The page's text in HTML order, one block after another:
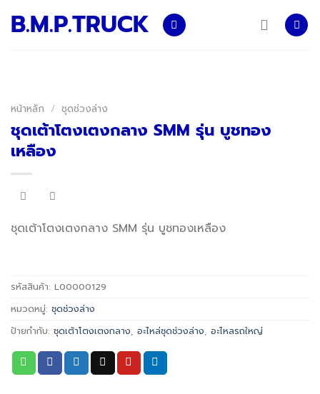
B.M.P.TRUCK
หน้าหลัก / ชุดช่วงล่าง
ชุดเต้าโตงเตงกลาง SMM รุ่น บูชทอง
เหลือง
ชุดเต้าโตงเตงกลาง SMM รุ่น บูชทองเหลือง
รหัสสินค้า: L00000129
หมวดหมู่: ชุดช่วงล่าง
ป้ายกำกับ: ชุดเต้าโตงเตงกลาง, อะไหล่ชุดช่วงล่าง, อะไหลรถใหญ่